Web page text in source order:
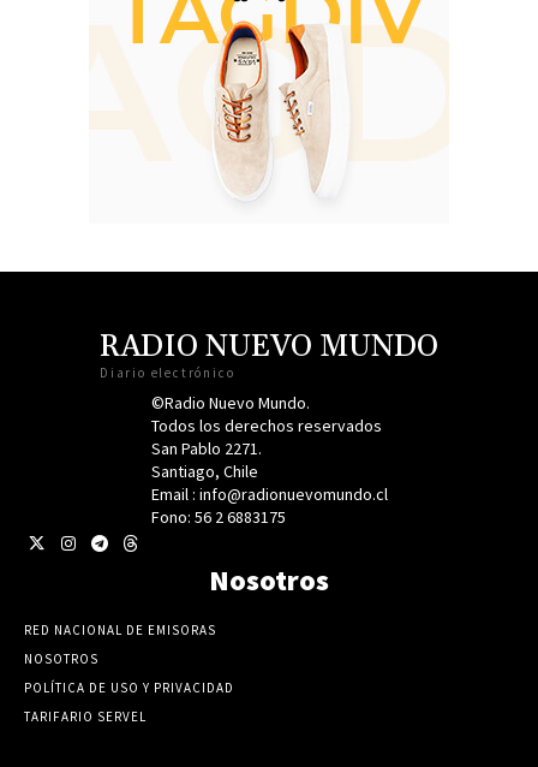
RADIO NUEVO MUNDO
Diario electrónico
©Radio Nuevo Mundo.
Todos los derechos reservados
San Pablo 2271.
Santiago, Chile
Email : info@radionuevomundo.cl
Fono: 56 2 6883175
Nosotros
RED NACIONAL DE EMISORAS
NOSOTROS
POLÍTICA DE USO Y PRIVACIDAD
TARIFARIO SERVEL